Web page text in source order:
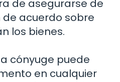
de asegurarse de
acuerdo sobre
los bienes.
cónyuge puede
en cualquier